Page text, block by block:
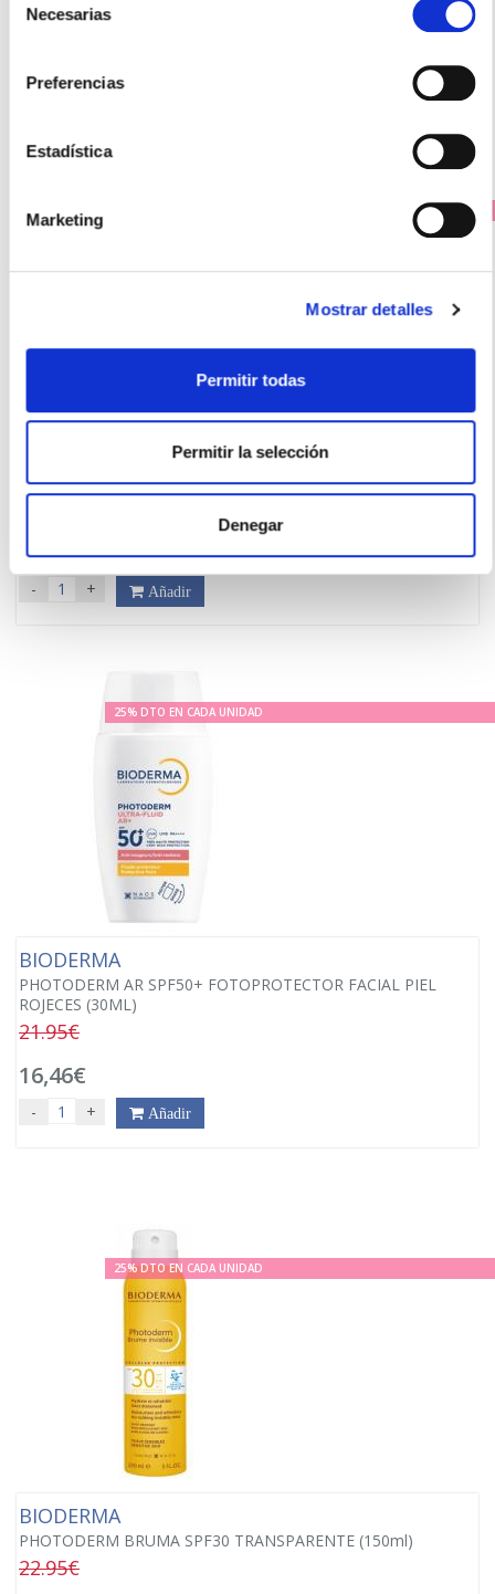
Necesarias
Preferencias
Estadística
Marketing
Mostrar detalles
Permitir todas
Permitir la selección
Denegar
17.95€
- +
PHOTODERM AQUAFLUIDE SPF50+ COLOR DORADO (40ml)
13,46€
- + Añadir
25% DTO EN CADA UNIDAD
BIODERMA
PHOTODERM AR SPF50+ FOTOPROTECTOR FACIAL PIEL
ROJECES (30ML)
21.95€
16,46€
- + Añadir
25% DTO EN CADA UNIDAD
BIODERMA
PHOTODERM BRUMA SPF30 TRANSPARENTE (150ml)
22.95€